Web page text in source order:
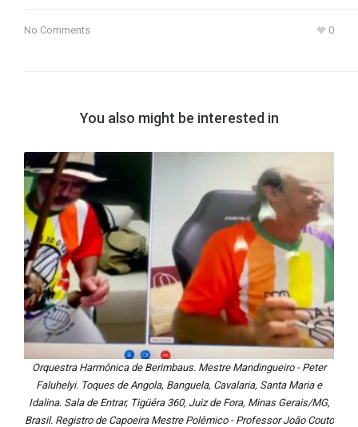
No Comments 0
You also might be interested in
Orquestra Harmônica de Berimbaus. Mestre Mandingueiro - Peter
Faluhelyi. Toques de Angola, Banguela, Cavalaria, Santa Maria e
Idalina. Sala de Entrar, Tigüéra 360, Juiz de Fora, Minas Gerais/MG,
Brasil. Registro de Capoeira Mestre Polêmico - Professor João Couto